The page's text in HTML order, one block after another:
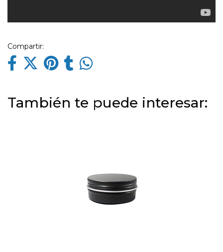
Compartir:
También te puede interesar: